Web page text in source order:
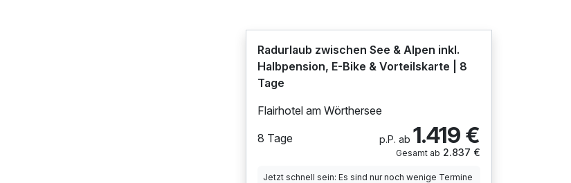
Radurlaub zwischen See & Alpen inkl.
Halbpension, E-Bike & Vorteilskarte | 8
Tage
Flairhotel am Wörthersee
8 Tage
p.P. ab 1.419 €
Gesamt ab 2.837 €
Jetzt schnell sein: Es sind nur noch wenige Termine